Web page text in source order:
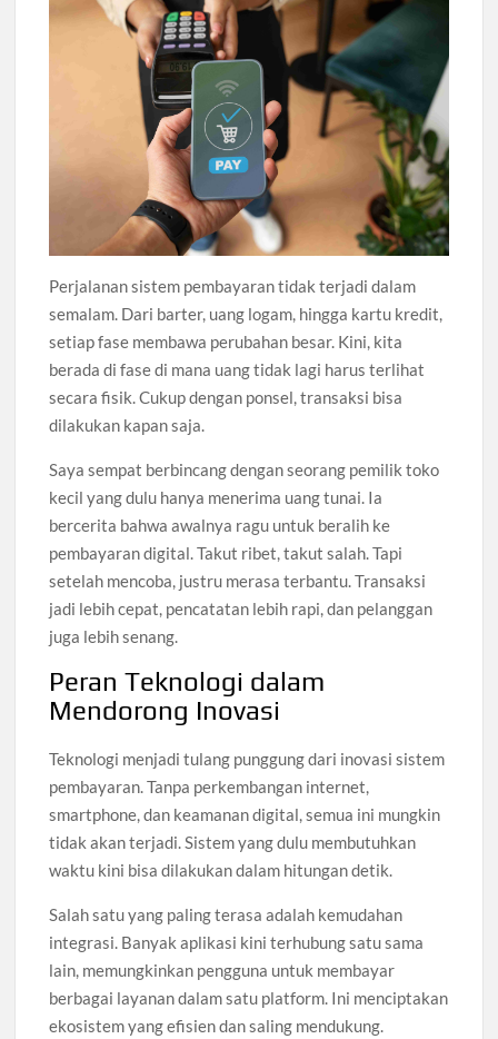
Perjalanan sistem pembayaran tidak terjadi dalam
semalam. Dari barter, uang logam, hingga kartu kredit,
setiap fase membawa perubahan besar. Kini, kita
berada di fase di mana uang tidak lagi harus terlihat
secara fisik. Cukup dengan ponsel, transaksi bisa
dilakukan kapan saja.
Saya sempat berbincang dengan seorang pemilik toko
kecil yang dulu hanya menerima uang tunai. Ia
bercerita bahwa awalnya ragu untuk beralih ke
pembayaran digital. Takut ribet, takut salah. Tapi
setelah mencoba, justru merasa terbantu. Transaksi
jadi lebih cepat, pencatatan lebih rapi, dan pelanggan
juga lebih senang.
Peran Teknologi dalam
Mendorong Inovasi
Teknologi menjadi tulang punggung dari inovasi sistem
pembayaran. Tanpa perkembangan internet,
smartphone, dan keamanan digital, semua ini mungkin
tidak akan terjadi. Sistem yang dulu membutuhkan
waktu kini bisa dilakukan dalam hitungan detik.
Salah satu yang paling terasa adalah kemudahan
integrasi. Banyak aplikasi kini terhubung satu sama
lain, memungkinkan pengguna untuk membayar
berbagai layanan dalam satu platform. Ini menciptakan
ekosistem yang efisien dan saling mendukung.